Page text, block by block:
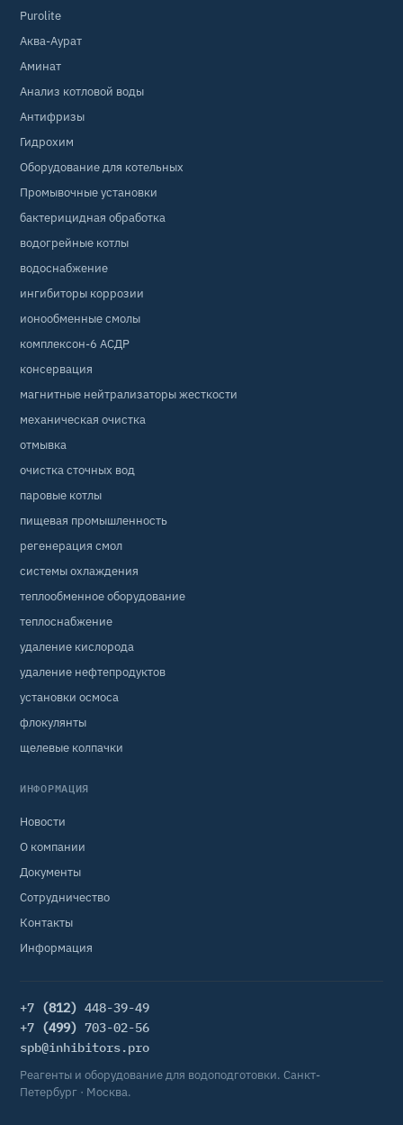
Purolite
Аква-Аурат
Аминат
Анализ котловой воды
Антифризы
Гидрохим
Оборудование для котельных
Промывочные установки
бактерицидная обработка
водогрейные котлы
водоснабжение
ингибиторы коррозии
ионообменные смолы
комплексон-6 АСДР
консервация
магнитные нейтрализаторы жесткости
механическая очистка
отмывка
очистка сточных вод
паровые котлы
пищевая промышленность
регенерация смол
системы охлаждения
теплообменное оборудование
теплоснабжение
удаление кислорода
удаление нефтепродуктов
установки осмоса
флокулянты
щелевые колпачки
ИНФОРМАЦИЯ
Новости
О компании
Документы
Сотрудничество
Контакты
Информация
+7 (812) 448-39-49
+7 (499) 703-02-56
spb@inhibitors.pro
Реагенты и оборудование для водоподготовки. Санкт-
Петербург · Москва.